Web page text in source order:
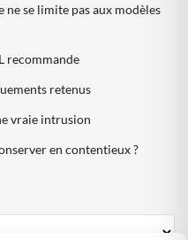
se limite pas aux modèles
recommande
retenus
vraie intrusion
en contentieux ?